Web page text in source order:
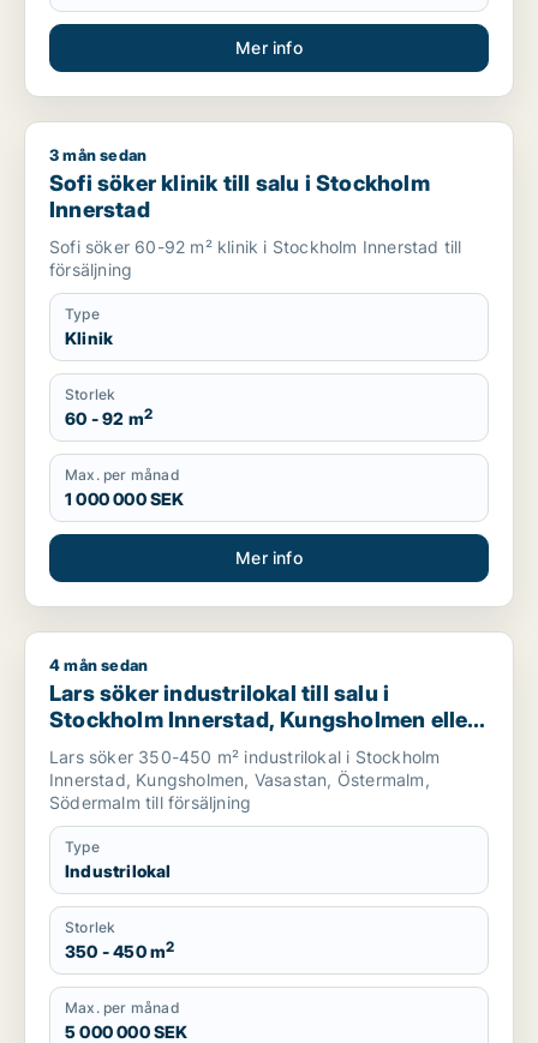
Mer info
Sofi söker klinik till salu i Stockholm Innerstad
3 mån sedan
Sofi söker klinik till salu i Stockholm
Innerstad
Sofi söker 60-92 m² klinik i Stockholm Innerstad till
försäljning
Type
Klinik
Storlek
60 - 92 m2
Max. per månad
1 000 000 SEK
Mer info
Lars söker industrilokal till salu i Stockholm Innerstad,
4 mån sedan
Lars söker industrilokal till salu i
Stockholm Innerstad, Kungsholmen eller
Vasastan m.fl.
Lars söker 350-450 m² industrilokal i Stockholm
Innerstad, Kungsholmen, Vasastan, Östermalm,
Södermalm till försäljning
Type
Industrilokal
Storlek
350 - 450 m2
Max. per månad
5 000 000 SEK